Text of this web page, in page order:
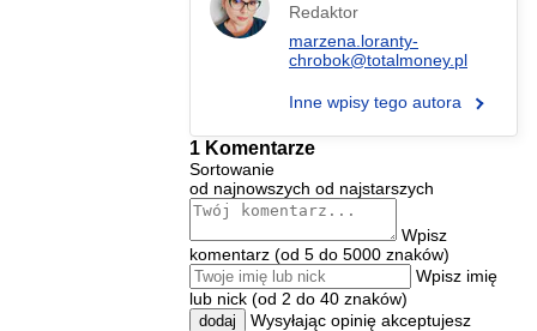
Redaktor
marzena.loranty-
chrobok@totalmoney.pl
Inne wpisy tego autora
1 Komentarze
Sortowanie
od najnowszych od najstarszych
Wpisz
komentarz (od 5 do 5000 znaków)
Wpisz imię
lub nick (od 2 do 40 znaków)
dodaj
Wysyłając opinię akceptujesz